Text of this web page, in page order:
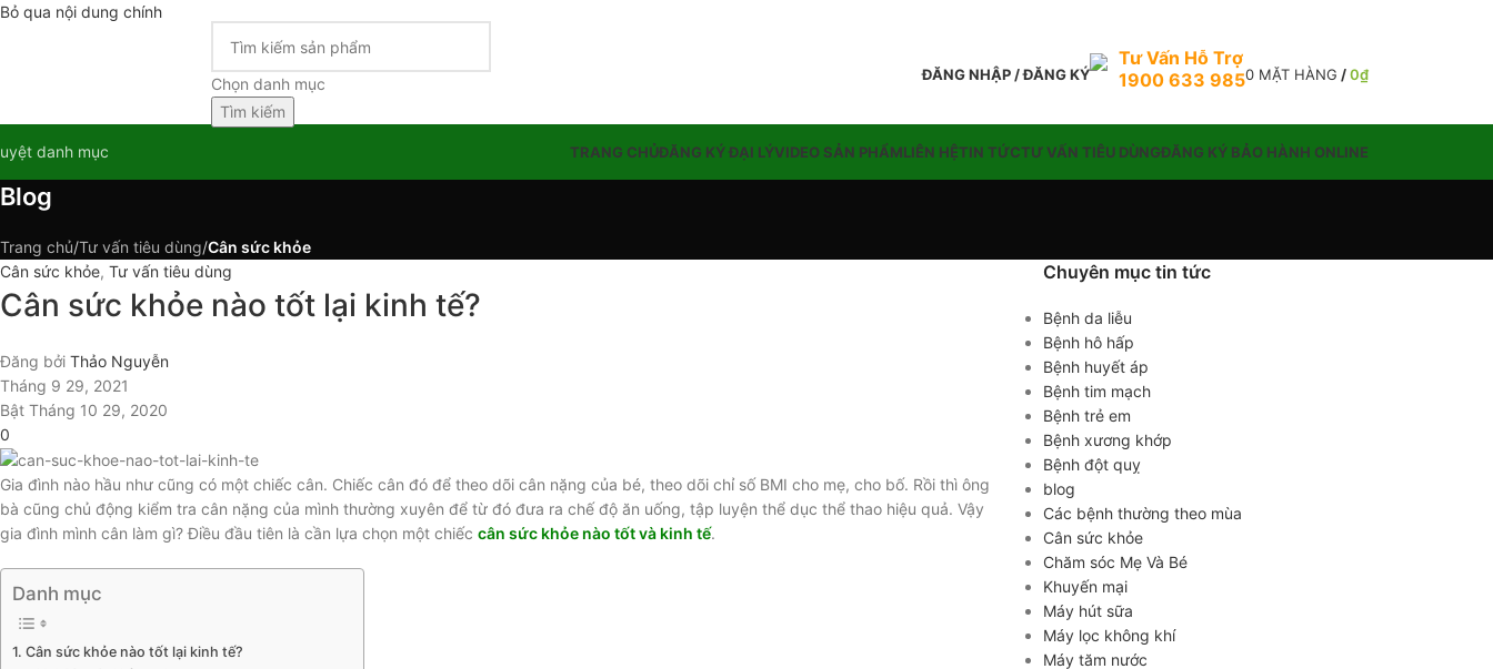
Bỏ qua nội dung chính
Chọn danh mục
Tìm kiếm
ĐĂNG NHẬP / ĐĂNG KÝ
Tư Vấn Hỗ Trợ
1900 633 9850 MẶT HÀNG /0₫
danh mục TRANG CHỦĐĂNG KÝ ĐẠI LÝVIDEO SẢN PHẨMLIÊN HỆTIN TỨCTƯ VẤN TIÊU DÙNGĐĂNG KÝ BẢO HÀNH ONLINE
Blog
Trang chủ/Tư vấn tiêu dùng/Cân sức khỏe
Cân sức khỏe, Tư vấn tiêu dùng
Cân sức khỏe nào tốt lại kinh tế?
Đăng bởi Thảo Nguyễn
Tháng 9 29, 2021
Bật Tháng 10 29, 2020
0
Gia đình nào hầu như cũng có một chiếc cân. Chiếc cân đó để theo dõi cân nặng của bé, theo dõi chỉ số BMI cho mẹ, cho bố. Rồi thì ông
bà cũng chủ động kiểm tra cân nặng của mình thường xuyên để từ đó đưa ra chế độ ăn uống, tập luyện thể dục thể thao hiệu quả. Vậy
gia đình mình cân làm gì? Điều đầu tiên là cần lựa chọn một chiếc cân sức khỏe nào tốt và kinh tế.
Danh mục
Cân sức khỏe nào tốt lại kinh tế?
Chuyên mục tin tức
Bệnh da liễu
Bệnh hô hấp
Bệnh huyết áp
Bệnh tim mạch
Bệnh trẻ em
Bệnh xương khớp
Bệnh đột quỵ
blog
Các bệnh thường theo mùa
Cân sức khỏe
Chăm sóc Mẹ Và Bé
Khuyến mại
Máy hút sữa
Máy lọc không khí
Máy tăm nước